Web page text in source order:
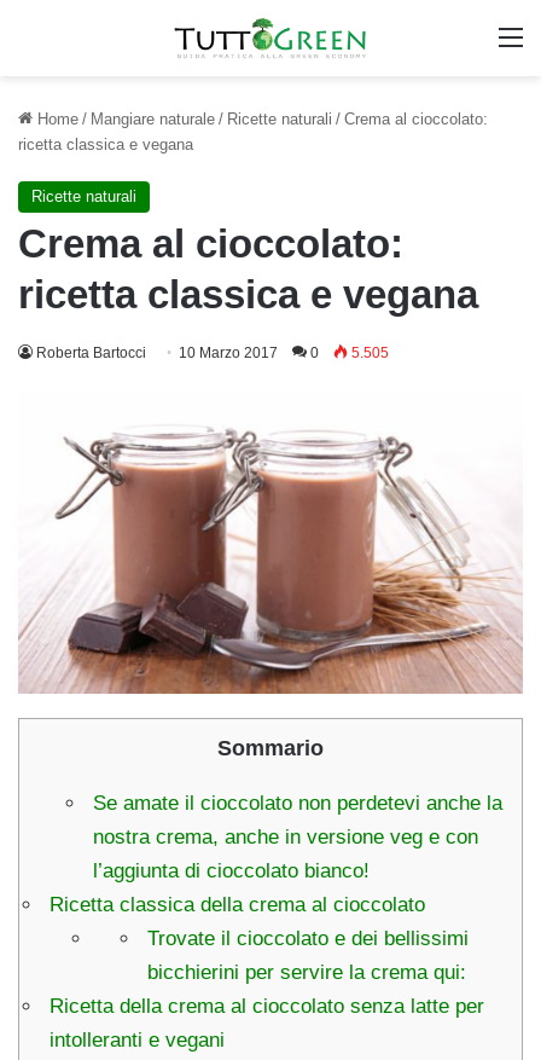
Home / Mangiare naturale / Ricette naturali / Crema al cioccolato:
ricetta classica e vegana
Ricette naturali
Crema al cioccolato:
ricetta classica e vegana
Roberta Bartocci 10 Marzo 2017 0 5.505
Sommario
Se amate il cioccolato non perdetevi anche la
nostra crema, anche in versione veg e con
l’aggiunta di cioccolato bianco!
Ricetta classica della crema al cioccolato
Trovate il cioccolato e dei bellissimi
bicchierini per servire la crema qui:
Ricetta della crema al cioccolato senza latte per
intolleranti e vegani